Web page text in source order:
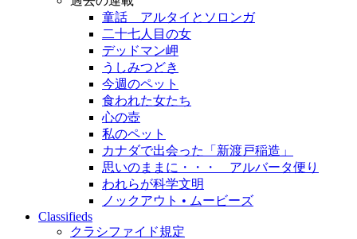
童話 アルタイとソロンガ
二十七人目の女
デッドマン岬
うしみつどき
今週のペット
食われた女たち
心の壺
私のペット
カナダで出会った「新渡戸稲造」
思いのままに・・・ アルバータ便り
われらが科学文明
ノックアウト • ムービーズ
Classifieds
クラシファイド規定